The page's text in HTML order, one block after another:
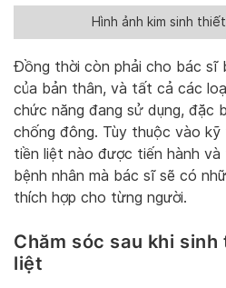
Hình ảnh kim sinh
Đồng thời còn phải cho bác sĩ
của bản thân, và tất cả các
chức năng đang sử dụng, đặc
chống đông. Tùy thuộc vào
tiền liệt nào được tiến hành
bệnh nhân mà bác sĩ sẽ có
thích hợp cho từng người.
Chăm sóc sau khi
liệt